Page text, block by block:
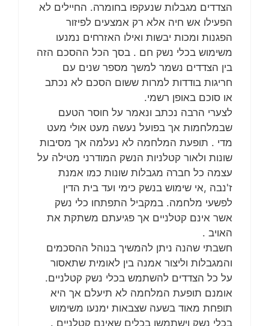
הצדדים מגבלות שנעקפו בחומרה. החיילים לא
הפעילו אש חיה אלא רק אמצעים לפיזור
הפגנות ומכות יבשות ואילו האזרחים נמנעו
משימוש בכלי נשק חם . בסך הכל ההסכם הזה
בין הצדדים נשמר למשך מספר שנים עם
חריגות בודדות למרות ששום הסכם לא נכתב
או סוכם באופן רשמי.
לצערי הרבה נכתב ונאמר על חוסר הטעם
שבמלחמות אך בפועל נעשה מעט אולי מעט
מדי . תופעת המלחמה לא נעלמה אך מסיבות
שונות ולאור קטלניות הנשק המודרני מטילה על
עצמה כל חברה מגבלות שונות כמו אמנת
ז'נבה ,אי שימוש בנשק כימי ועד בית הדין
לפשעי מלחמה. במקביל התפתחו כלי נשק
אשר אינם קטלניים אך פגיעתם משתקת את
האויב .
חשבתי שהנה ניתן להמשיך בנוהל ההסכמים
והמגבלות וליצור אמנה בין לאומית שתאסור
על כל הצדדים להשתמש בכלי נשק קטלניים.
אומנם תופעת המלחמה לא תיעלם אך היא
תופחת מאוד בשעה שצבאות ימנעו משימוש
בכלי נשק וישתמשו בכלים שאינם קטלניים .